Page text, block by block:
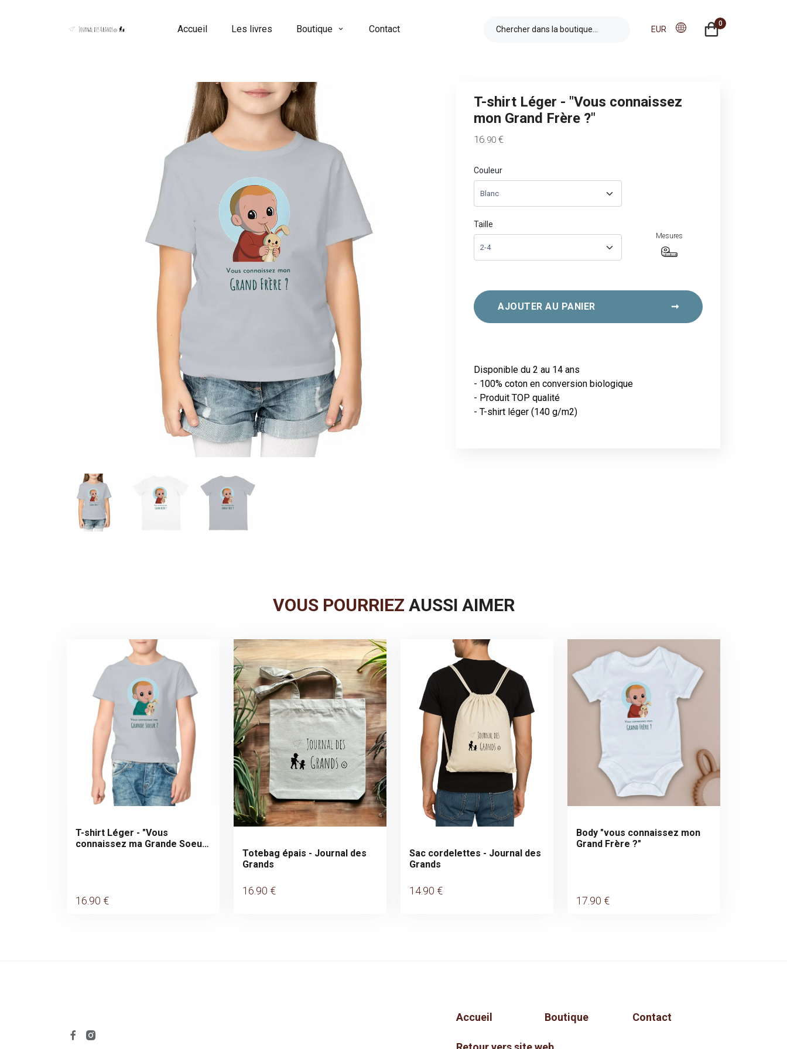
Accueil Les livres Boutique Contact EUR
0
T-shirt Léger - "Vous connaissez
mon Grand Frère ?"
16.90 €
Couleur
Taille
Mesures
AJOUTER AU PANIER ➞
Disponible du 2 au 14 ans
- 100% coton en conversion biologique
- Produit TOP qualité
VOUS POURRIEZ AUSSI AIMER
T-shirt Léger - "Vous
connaissez ma Grande Soeur
16 .90 €
Totebag épais - Journal des
Grands
16 .90 €
Sac cordelettes - Journal des
Grands
14.90 €
Body "vous connaissez mon
Grand Frère ?"
17 .90 €
Accueil Boutique Contact